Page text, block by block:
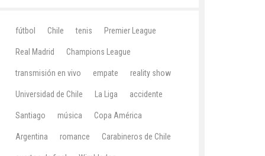
fútbol Chile tenis Premier League
Real Madrid Champions League
transmisión en vivo empate reality show
Universidad de Chile La Liga accidente
Santiago música Copa América
Argentina romance Carabineros de Chile